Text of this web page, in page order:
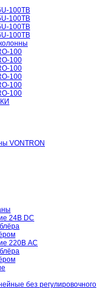
100TB
100TB
100TB
100ТB
100
100
100
100
100
100
VONTRON
24В DC
220В AC
без регулировочного